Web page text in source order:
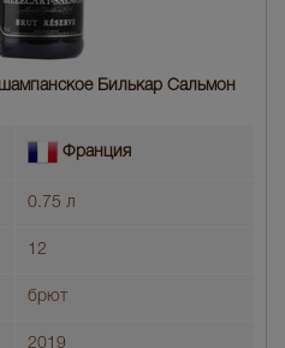
Билькар Сальмон
Франция
0.75 л
12
брют
2019